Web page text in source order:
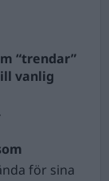
“trendar”
vanlig
för sina